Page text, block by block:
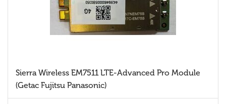
Sierra Wireless EM7511 LTE-Advanced Pro Module
(Getac Fujitsu Panasonic)